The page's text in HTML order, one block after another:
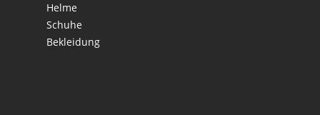
Helme
Schuhe
Bekleidung